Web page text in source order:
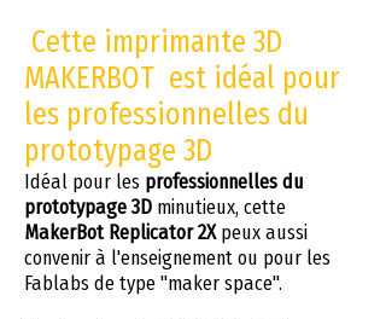
Cette imprimante 3D
MAKERBOT est idéal pour
les professionnelles du
prototypage 3D
Idéal pour les professionnelles du
prototypage 3D minutieux, cette
MakerBot Replicator 2Xpeux aussi
convenir à l'enseignement ou pour les
Fablabs de type "maker space".